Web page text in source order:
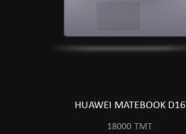
HUAWEI MATEBOOK D16
18000 TMT